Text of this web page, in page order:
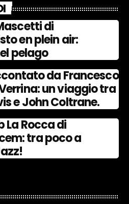
di
en plein air:
pelago
da Francesco
un viaggio tra
e John Coltrane.
La Rocca di
tra poco a